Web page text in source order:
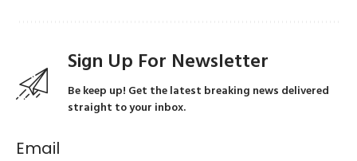
Sign Up For Newsletter
Be keep up! Get the latest breaking news delivered
straight to your inbox.
Email